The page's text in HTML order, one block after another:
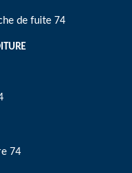
de fuite 74
74